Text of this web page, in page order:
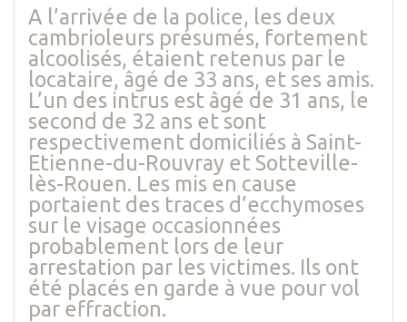
A l’arrivée de la police, les deux
cambrioleurs présumés, fortement
alcoolisés, étaient retenus par le
locataire, âgé de 33 ans, et ses amis.
L’un des intrus est âgé de 31 ans, le
second de 32 ans et sont
respectivement domiciliés à Saint-
Etienne-du-Rouvray et Sotteville-
lès-Rouen. Les mis en cause
portaient des traces d’ecchymoses
sur le visage occasionnées
probablement lors de leur
arrestation par les victimes. Ils ont
été placés en garde à vue pour vol
par effraction.